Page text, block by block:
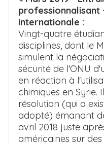
professionnalisant
internationale :
Vingt-quatre
disciplines, dont le
simulent la
sécurité de l'ONU
en réaction à
chimiques en Syrie.
résolution (qui a
adopté) émanant
avril 2018 juste
américaines sur